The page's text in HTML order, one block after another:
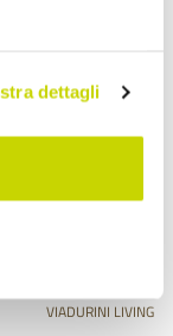
dettagli
VIADURINI LIVING